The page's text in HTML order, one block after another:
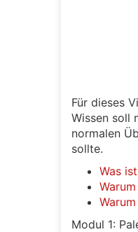
Für dieses
Wissen soll
normalen
sollte.
Was
Modul 1: